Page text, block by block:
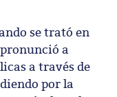
se trató en
a
a través de
por la